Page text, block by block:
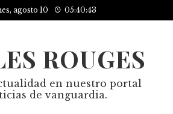
agosto 10 05:40:43
ROUGES
en nuestro portal
de vanguardia.